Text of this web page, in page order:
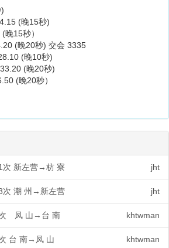
(晚15秒)
15秒）
(晚20秒) 交会 3335
(晚10秒)
(晚20秒)
(晚20秒）
次 新左营→枋 寮 jht
次 潮 州→新左营 jht
次 凤 山→台 南 khtwman
台 南→凤 山 khtwman